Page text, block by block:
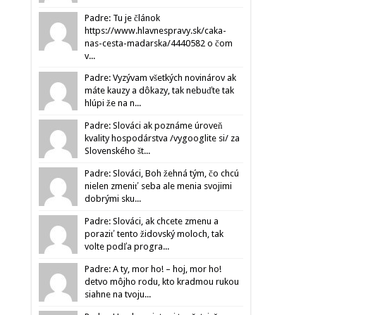
Padre: Tu je článok
https://www.hlavnespravy.sk/caka-
nas-cesta-madarska/4440582 o čom
v...
Padre: Vyzývam všetkých novinárov ak
máte kauzy a dôkazy, tak nebuďte tak
hlúpi že na n...
Padre: Slováci ak poznáme úroveň
kvality hospodárstva /vygooglite si/ za
Slovenského št...
Padre: Slováci, Boh žehná tým, čo chcú
nielen zmeniť seba ale menia svojimi
dobrými sku...
Padre: Slováci, ak chcete zmenu a
poraziť tento židovský moloch, tak
volte podľa progra...
Padre: A ty, mor ho! – hoj, mor ho!
detvo môjho rodu, kto kradmou rukou
siahne na tvoju...